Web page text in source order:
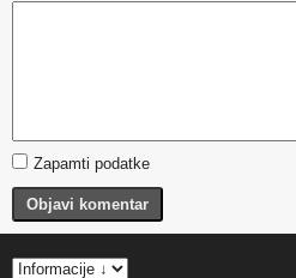
Zapamti podatke
Objavi komentar